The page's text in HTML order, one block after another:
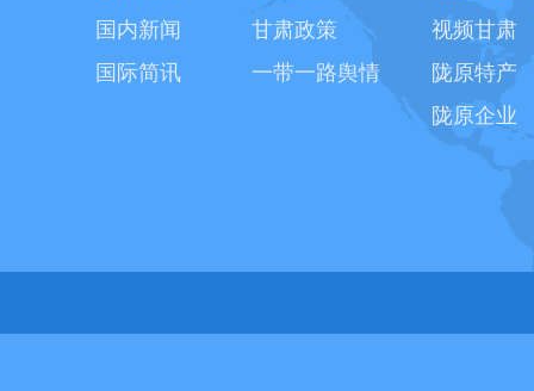
国内新闻
国际简讯
甘肃政策
一带一路舆情
视频甘肃
陇原特产
陇原企业